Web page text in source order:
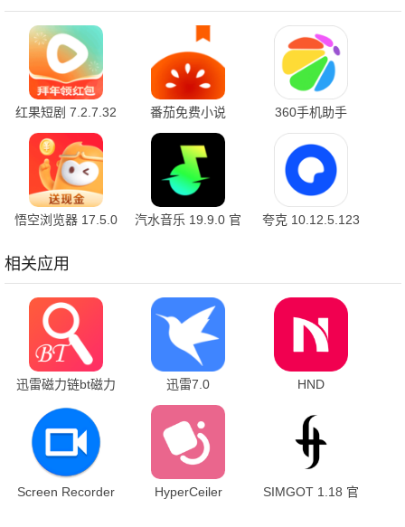
红果短剧 7.2.7.32
官方版
番茄免费小说
7.2.7.32 安卓版
360手机助手
10.2.2 官方版
悟空浏览器 17.5.0
汽水音乐 19.9.0 官
夸克 10.12.5.123
相关应用
迅雷磁力链bt磁力
迅雷7.0
7.01.0.7000 安卓
版
HND
新版
Screen Recorder
HyperCeiler
SIMGOT 1.18 官